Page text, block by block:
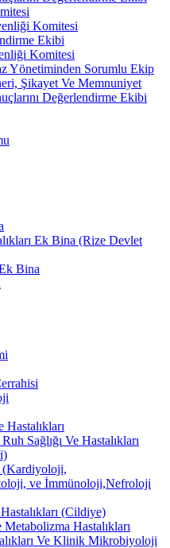
Komitesi
Ekibi
Komitesi
Yönetiminden Sorumlu Ekip
Şikayet Ve Memnuniyet
Değerlendirme Ekibi
Ek Bina (Rize Devlet
Bina
Hastalıkları
Sağlığı Ve Hastalıkları
(Kardiyoloji,
ve İmmünoloji,Nefroloji
(Cildiye)
Hastalıkları
Ve Klinik Mikrobiyoloji